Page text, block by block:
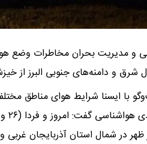
و مدیریت بحران مخاطرات وضع
شرق و دامنه‌های جنوبی البرز از
با ایسنا شرایط هوای مناطق
در شمال استان آذربایجان غربی